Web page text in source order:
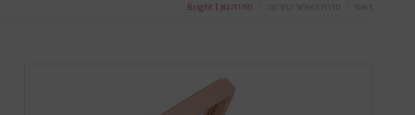
ראשי סדרת האיפור החדשה פודרה גוון 1 Bright